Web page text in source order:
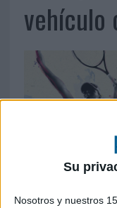
Su
Nosotros y nuestros
vehículo